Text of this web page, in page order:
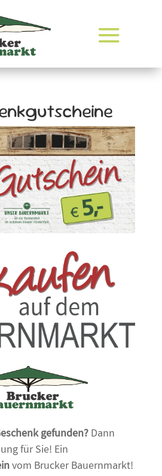
gefunden?Dann
für Sie! Ein
vom Brucker Bauernmarkt!